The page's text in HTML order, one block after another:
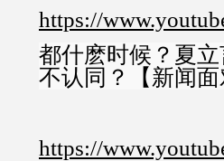
https://
都什麽时候？夏
不认同？【新闻面
https://